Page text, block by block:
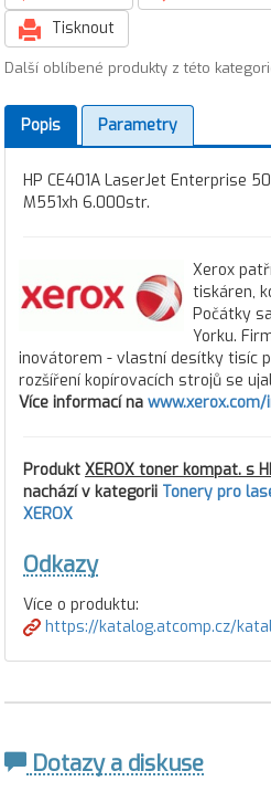
Tisknout
Další oblíbené produkty z této
Popis Parametry
HP CE401A LaserJet Enterprise
M551xh 6.000str.
Xerox
tiskáren,
Počátky
Yorku.
inovátorem - vlastní desítky tisíc
rozšíření kopírovacích strojů se
Více informací na
Produkt XEROX toner kompat. s
nachází v kategorii Tonery pro
XEROX
Odkazy
Více o produktu:
https://katalog.atcomp.cz/
Dotazy a diskuse